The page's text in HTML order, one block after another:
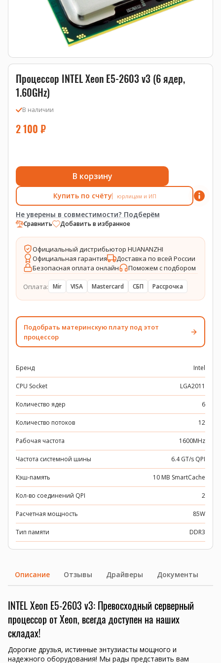
Процессор INTEL Xeon E5-2603 v3 (6 ядер,
1.60GHz)
В наличии
2 100 ₽
В корзину
Купить по счёту юрлицам и ИП
Не уверены в совместимости? Подберём
Сравнить Добавить в избранное
Официальный дистрибьютор HUANANZHI
Официальная гарантия
Доставка по всей России
Безопасная оплата онлайн
Поможем с подбором
Оплата: Mir VISA Mastercard СБП Рассрочка
Подобрать материнскую плату под этот
процессор
Бренд Intel
CPU Socket LGA2011
Количество ядер 6
Количество потоков 12
Рабочая частота 1600MHz
Частота системной шины 6.4 GT/s QPI
Кэш-память 10 MB SmartCache
Кол-во соединений QPI 2
Расчетная мощность 85W
Тип памяти DDR3
Описание Отзывы Драйверы Документы
INTEL Xeon E5-2603 v3: Превосходный серверный
процессор от Xeon, всегда доступен на наших
складах!
Дорогие друзья, истинные энтузиасты мощного и
надежного оборудования! Мы рады представить вам